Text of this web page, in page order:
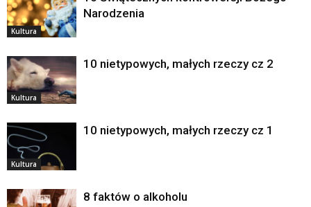
Kultura
Narodzenia
Kultura
10 nietypowych, małych rzeczy cz 2
Kultura
10 nietypowych, małych rzeczy cz 1
8 faktów o alkoholu